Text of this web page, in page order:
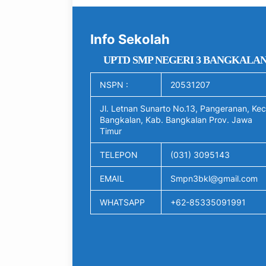
Info Sekolah
UPTD SMP NEGERI 3
NSPN : 20531207
Jl. Letnan Sunarto No.13, Pangeranan,
Bangkalan, Kab. Bangkalan Prov. Jawa
Timur
TELEPON (031) 3095143
EMAIL Smpn3bkl@gmail.com
WHATSAPP +62-85335091991